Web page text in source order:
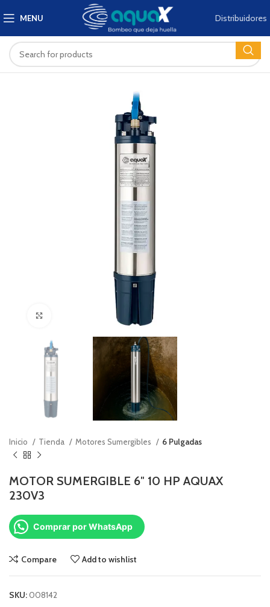
MENU Distribuidores
Inicio Tienda Motores Sumergibles 6 Pulgadas
MOTOR SUMERGIBLE 6″ 10 HP AQUAX
230V3
Comprar por WhatsApp
Compare Add to wishlist
SKU:008142